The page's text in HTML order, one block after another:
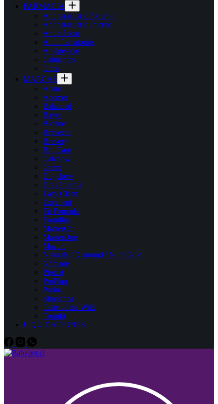
FARMACIA
Antiparasitario Externo
Antiparasitario Interno
Antibióticos
Antinflamatorios
Analgésicos
Calmantes
Otros
MARCAS
Acana
Acomer
Balanced
Bayer
Bioline
Bravecto
Bravery
Brit Care
Catchow
Cremi
Dogchow
DragPharma
Easy Clean
Excellent
Fit Formula
Frontline
MasterCat
MasterDog
Mazuri
Naturals / Diamond / NutraGold
Nómade
Pipicat
ProPlan
Purina
Simparica
Taste of the Wild
Tropifit
LIQUIDACIONES